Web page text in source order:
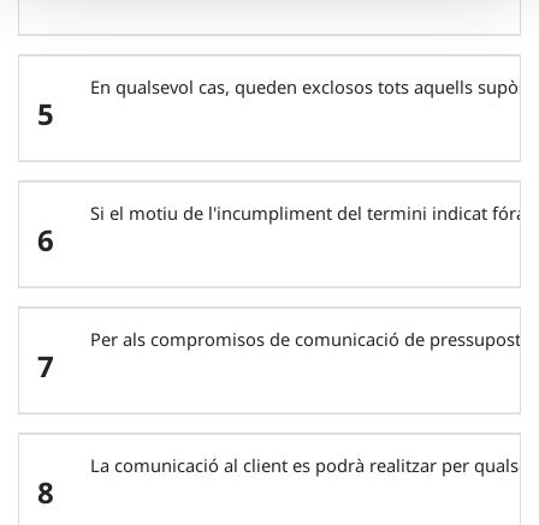
5
En qualsevol cas, queden exclosos tots aquells
6
Si el motiu de l'incumpliment del termini indicat fóra
7
Per als compromisos de comunicació de
8
La comunicació al client es podrà realitzar per